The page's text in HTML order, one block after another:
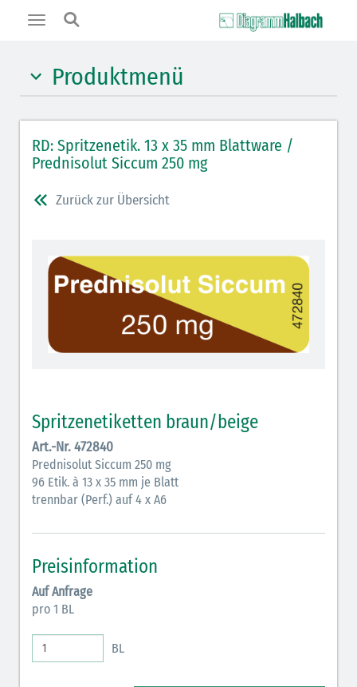
Toggle
Produktmenü
Benzodiazepine (orange)
Benzodiazepin-Antagonisten (orange schraffiert)
Muskelrelaxantien (rot weißer Kopfbalken)
Opiate/Opioide (hellblau)
Opioid-Antagonisten (hellblau schraffiert)
Lokalanästhetika (grau)
schraffiert)
Anticholinergika (hellgrün)
Cholinergika (hellgrün schraffiert)
Rahmen)
Bronchodilatatoren (blau-braun)
Antikonvulsiva (grau-lila)
RD: Spritzenetik. 13 x 35 mm Blattware /
Prednisolut Siccum 250 mg
Zurück zur Übersicht
Spritzenetiketten braun/beige
Art.-Nr. 472840
Prednisolut Siccum 250 mg
96 Etik. à 13 x 35 mm je Blatt
trennbar (Perf.) auf 4 x A6
Preisinformation
Auf Anfrage
pro 1 BL
BL